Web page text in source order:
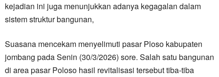
kejadian ini juga menunjukkan adanya kegagalan dalam
sistem struktur bangunan,
Suasana mencekam menyelimuti pasar Ploso kabupaten
jombang pada Senin (30/3/2026) sore. Salah satu bangunan
di area pasar Poloso hasil revitalisasi tersebut tiba-tiba